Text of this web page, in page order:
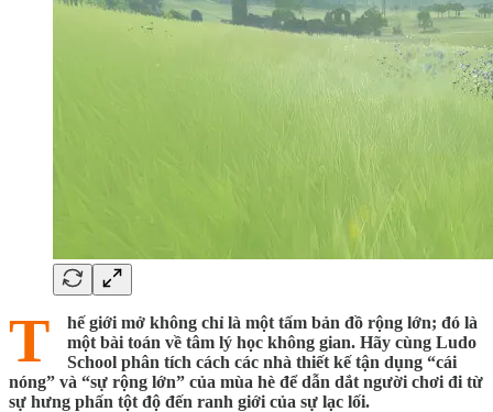
T
hế giới mở không chỉ là một tấm bản đồ rộng lớn; đó là
một bài toán về tâm lý học không gian. Hãy cùng Ludo
School phân tích cách các nhà thiết kế tận dụng “cái
nóng” và “sự rộng lớn” của mùa hè để dẫn dắt người chơi đi từ
sự hưng phấn tột độ đến ranh giới của sự lạc lối.